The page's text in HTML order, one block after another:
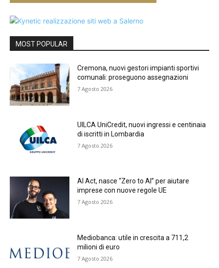
MOST POPULAR
Cremona, nuovi gestori impianti sportivi
comunali: proseguono assegnazioni
7 Agosto 2026
UILCA UniCredit, nuovi ingressi e centinaia
di iscritti in Lombardia
7 Agosto 2026
AI Act, nasce “Zero to AI” per aiutare
imprese con nuove regole UE
7 Agosto 2026
Mediobanca: utile in crescita a 711,2
milioni di euro
7 Agosto 2026